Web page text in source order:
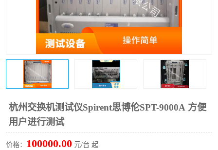
杭州交换机测试仪Spirent思博伦SPT-9000A 方便
用户进行测试
价格： 100000.00 元/台 起
发包仪IXIA XGS2 思博伦Spirent SPT-9000A